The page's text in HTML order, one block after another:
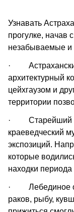
Узнавать
прогулке, начав
незабываемые и
·
архитектурный
цейхгаузом и
территории
· Старейший в
краеведческий
экспозиций.
которые
находки
· Лебединое
раков, рыбу,